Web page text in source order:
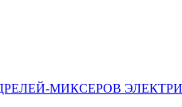
МИКСЕРОВ